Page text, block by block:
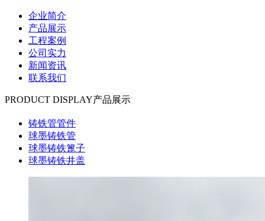
企业简介
产品展示
工程案例
公司实力
新闻资讯
联系我们
PRODUCT DISPLAY产品展示
铸铁管管件
球墨铸铁管
球墨铸铁篦子
球墨铸铁井盖